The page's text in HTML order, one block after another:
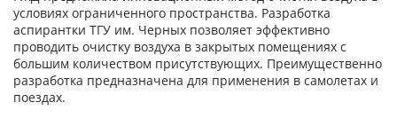
условиях ограниченного пространства. Разработка
аспирантки ТГУ им. Черных позволяет эффективно
проводить очистку воздуха в закрытых помещениях с
большим количеством присутствующих. Преимущественно
разработка предназначена для применения в самолетах и
поездах.